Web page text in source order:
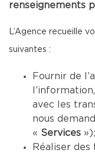
renseignements
L’Agence recueille
suivantes :
Fournir de
avec les
nous
« Services »);
Réaliser